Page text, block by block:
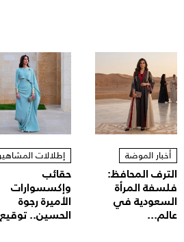
أخبار الموضة
الترف المحافظ:
فلسفة المرأة
السعودية في
عالم...
إطلالات
حقائب
وإكسسوارات
الأميرة رجوة
الحسين..